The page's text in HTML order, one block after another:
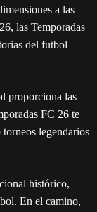
a las
las Temporadas
del futbol
proporciona las
FC 26 te
legendarios
histórico,
En el camino,